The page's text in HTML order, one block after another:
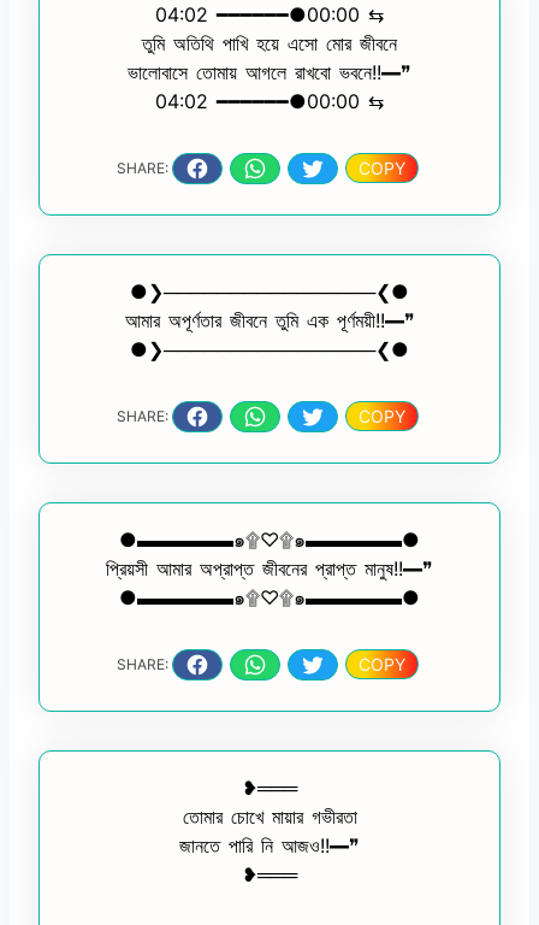
04:02 ━━━━━━●00:00 ⇆
তুমি অতিথি পাখি হয়ে এসো মোর জীবনে
ভালোবাসে তোমায় আগলে রাখবো ভবনে!!━❞
04:02 ━━━━━━●00:00 ⇆
SHARE: COPY
●❯────────────────❮●
আমার অপূর্ণতার জীবনে তুমি এক পূর্ণময়ী!!━❞
●❯────────────────❮●
SHARE: COPY
●▬▬▬▬▬๑۩♡۩๑▬▬▬▬▬●
প্রিয়সী আমার অপ্রাপ্ত জীবনের প্রাপ্ত মানুষ!!━❞
●▬▬▬▬▬๑۩♡۩๑▬▬▬▬▬●
SHARE: COPY
❥═══
তোমার চোখে মায়ার গভীরতা
জানতে পারি নি আজও!!━❞
❥═══